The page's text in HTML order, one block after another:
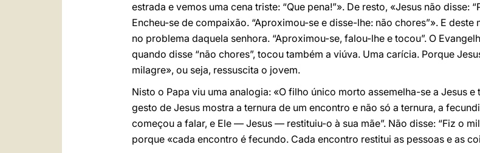
estrada e vemos uma cena triste: “Que pena!”». De resto, «Jesus não disse:
Encheu-se de compaixão. “Aproximou-se e disse-lhe: não chores”». E
no problema daquela senhora. “Aproximou-se, falou-lhe e tocou”. O
quando disse “não chores”, tocou também a viúva. Uma carícia. Porque
milagre», ou seja, ressuscita o jovem.
Nisto o Papa viu uma analogia: «O filho único morto assemelha-se a Jesus
gesto de Jesus mostra a ternura de um encontro e não só a ternura, a
começou a falar, e Ele — Jesus — restituiu-o à sua mãe”. Não disse: “Fiz o
porque «cada encontro é fecundo. Cada encontro restitui as pessoas e as